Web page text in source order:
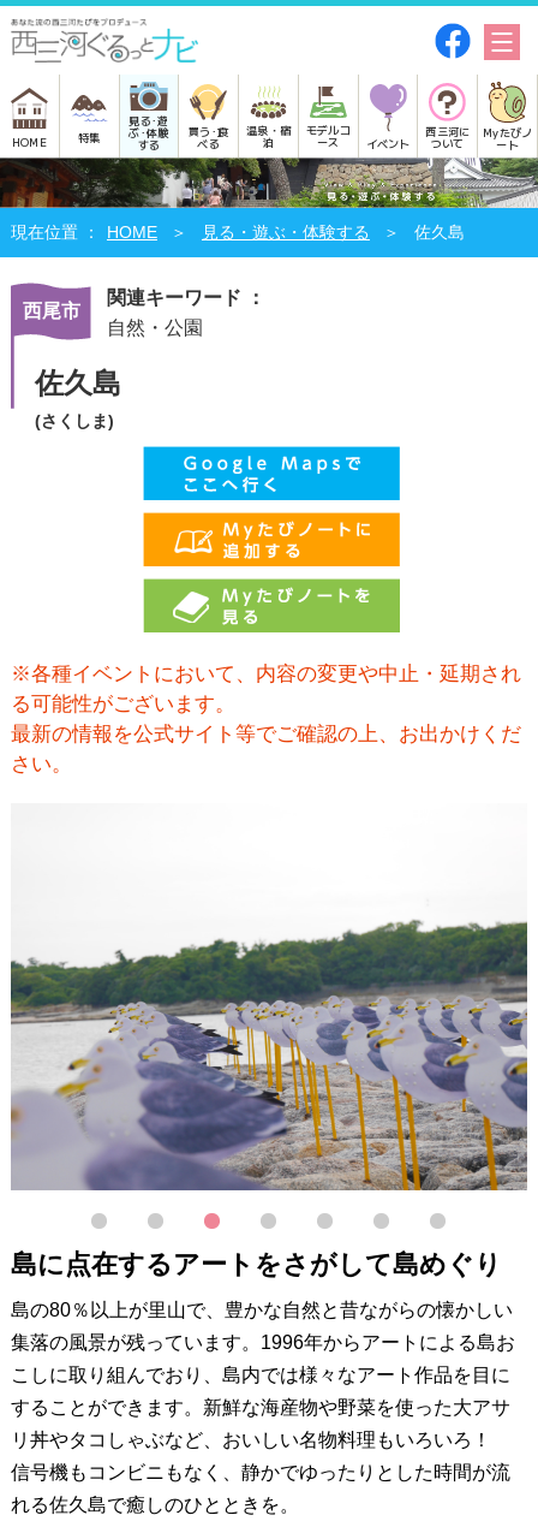
HOME 特集
見る･遊
ぶ･体験
する
買う･食
べる
温泉・宿
泊
モデルコ
ース イベント
西三河に
ついて
Myたびノ
ート
HOME 見る・遊ぶ・体験する 佐久島
西尾市
関連キーワード ：
自然・公園
佐久島
(さくしま)
※各種イベントにおいて、内容の変更や中止・延期され
る可能性がございます。
最新の情報を公式サイト等でご確認の上、お出かけくだ
さい。
島に点在するアートをさがして島めぐり
島の80％以上が里山で、豊かな自然と昔ながらの懐かしい
集落の風景が残っています。1996年からアートによる島お
こしに取り組んでおり、島内では様々なアート作品を目に
することができます。新鮮な海産物や野菜を使った大アサ
リ丼やタコしゃぶなど、おいしい名物料理もいろいろ！
信号機もコンビニもなく、静かでゆったりとした時間が流
れる佐久島で癒しのひとときを。